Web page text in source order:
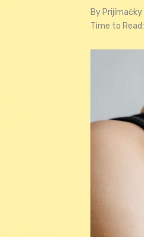
By Prijímačky
Time to Read: